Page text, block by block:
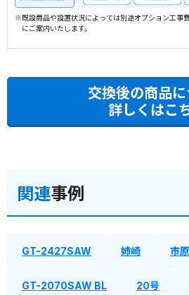
※既設商品や設置状況によっては別途オプション工事
にご案内いたします。
交換後の商品
詳しくはこ
関連事例
GT-2427SAW 姉崎 市
GT-2070SAW BL 20号